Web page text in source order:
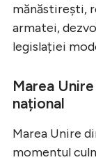
mănăstirești,
armatei,
legislației
Marea
național
Marea Unire
momentul